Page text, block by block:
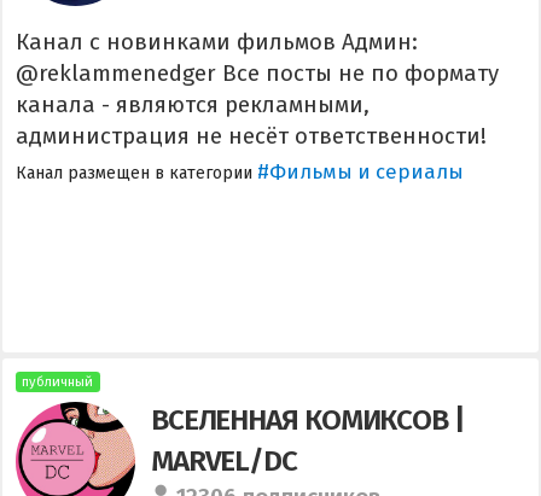
Канал с новинками фильмов Админ:
@reklammenedger Все посты не по формату
канала - являются рекламными,
администрация не несёт ответственности!
Канал размещен в категории #Фильмы и сериалы
публичный
ВСЕЛЕННАЯ КОМИКСОВ |
MARVEL/DC